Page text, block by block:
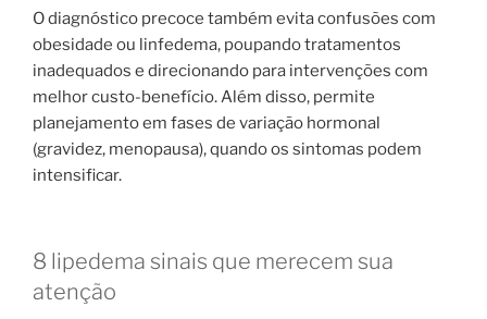
O diagnóstico precoce também evita confusões com
obesidade ou linfedema, poupando tratamentos
inadequados e direcionando para intervenções com
melhor custo-benefício. Além disso, permite
planejamento em fases de variação hormonal
(gravidez, menopausa), quando os sintomas podem
intensificar.
8 lipedema sinais que merecem sua
atenção